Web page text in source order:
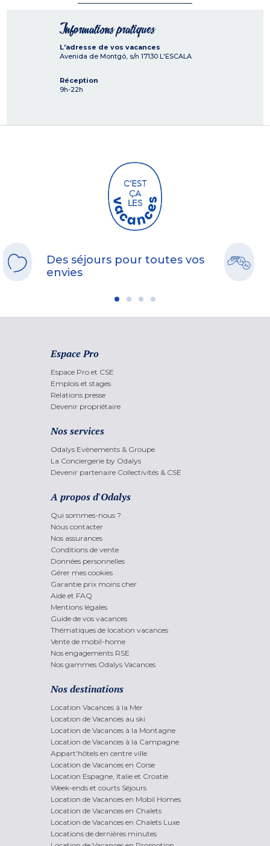
Informations pratiques
L'adresse de vos vacances
Avenida de Montgó, s/n 17130 L'ESCALA
Réception
9h-22h
Des séjours pour toutes vos
envies
Espace Pro
Espace Pro et CSE
Emplois et stages
Relations presse
Devenir propriétaire
Nos services
Odalys Evènements & Groupe
La Conciergerie by Odalys
Devenir partenaire Collectivités & CSE
A propos d'Odalys
Qui sommes-nous ?
Nous contacter
Nos assurances
Conditions de vente
Données personnelles
Gérer mes cookies
Garantie prix moins cher
Aide et FAQ
Mentions légales
Guide de vos vacances
Thématiques de location vacances
Vente de mobil-home
Nos engagements RSE
Nos gammes Odalys Vacances
Nos destinations
Location Vacances à la Mer
Location de Vacances au ski
Location de Vacances à la Montagne
Location de Vacances à la Campagne
Appart'hôtels en centre ville
Location de Vacances en Corse
Location Espagne, Italie et Croatie
Week-ends et courts Séjours
Location de Vacances en Mobil Homes
Location de Vacances en Chalets
Location de Vacances en Chalets Luxe
Locations de dernières minutes